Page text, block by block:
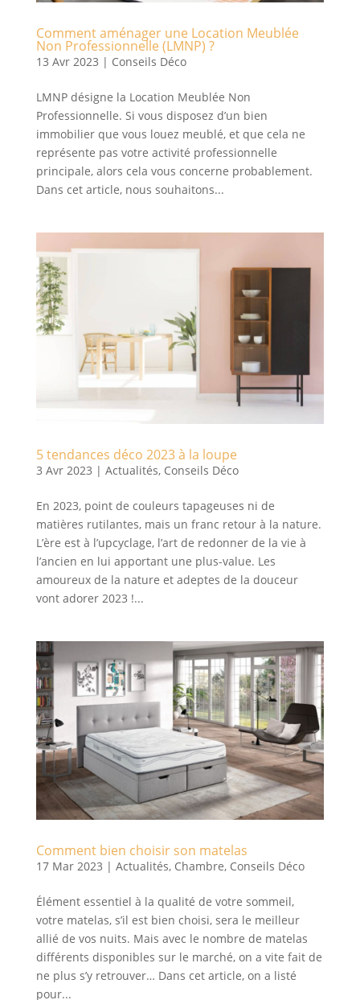
Comment aménager une Location Meublée
Non Professionnelle (LMNP) ?
13 Avr 2023 | Conseils Déco
LMNP désigne la Location Meublée Non
Professionnelle. Si vous disposez d’un bien
immobilier que vous louez meublé, et que cela ne
représente pas votre activité professionnelle
principale, alors cela vous concerne probablement.
Dans cet article, nous souhaitons...
5 tendances déco 2023 à la loupe
3 Avr 2023 | Actualités, Conseils Déco
En 2023, point de couleurs tapageuses ni de
matières rutilantes, mais un franc retour à la nature.
L’ère est à l’upcyclage, l’art de redonner de la vie à
l’ancien en lui apportant une plus-value. Les
amoureux de la nature et adeptes de la douceur
vont adorer 2023 !...
Comment bien choisir son matelas
17 Mar 2023 | Actualités, Chambre, Conseils Déco
Élément essentiel à la qualité de votre sommeil,
votre matelas, s’il est bien choisi, sera le meilleur
allié de vos nuits. Mais avec le nombre de matelas
différents disponibles sur le marché, on a vite fait de
ne plus s’y retrouver… Dans cet article, on a listé
pour...